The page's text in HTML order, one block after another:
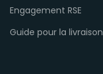
Engagement RSE
Guide pour la livraison